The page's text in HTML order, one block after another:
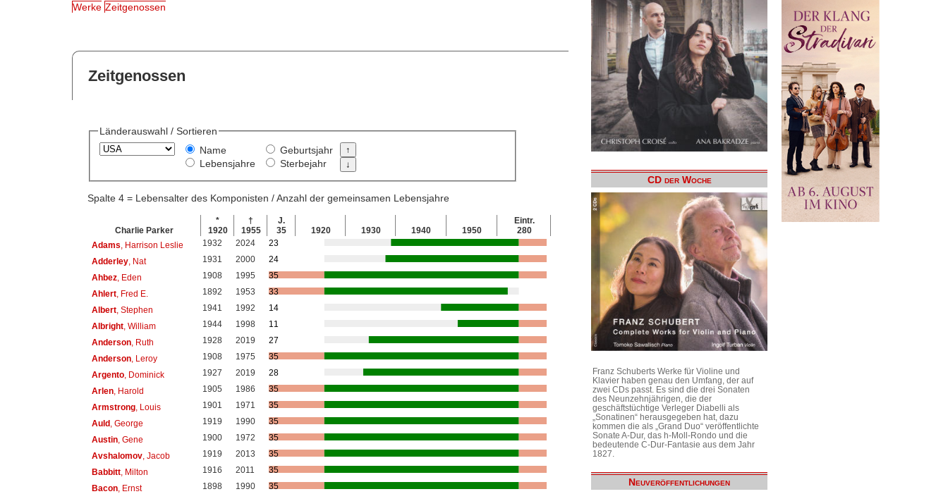
Werke Zeitgenossen
Zeitgenossen
Länderauswahl / Sortieren
Name
Lebensjahre
Geburtsjahr
Sterbejahr
Spalte 4 = Lebensalter des Komponisten / Anzahl der gemeinsamen Lebensjahre
Charlie Parker
*
1920
†
1955
J.
35
1920 1930 1940 1950
Eintr.
280
Adams , Harrison Leslie 1932 2024
23
Adderley, Nat 1931 2000
24
Ahbez, Eden 1908 1995
35
Ahlert, Fred E. 1892 1953
33
Albert, Stephen 1941 1992
14
Albright, William 1944 1998
11
Anderson, Ruth 1928 2019
27
Anderson, Leroy 1908 1975
35
Argento, Dominick 1927 2019
28
Arlen, Harold 1905 1986
35
Armstrong, Louis 1901 1971
35
Auld, George 1919 1990
35
Austin, Gene 1900 1972
35
Avshalomov, Jacob 1919 2013
35
Babbitt, Milton 1916 2011
35
Bacon, Ernst 1898 1990
35
CD der Woche
Franz Schuberts Werke für Violine und
Klavier haben genau den Umfang, der auf
zwei CDs passt. Es sind die drei Sonaten
des Neunzehnjährigen, die der
geschäftstüchtige Verleger Diabelli als
„Sonatinen“ herausgegeben hat, dazu
kommen die als „Grand Duo“ veröffentlichte
Sonate A-Dur, das h-Moll-Rondo und die
bedeutende C-Dur-Fantasie aus dem Jahr
1827.
Neuveröffentlichungen